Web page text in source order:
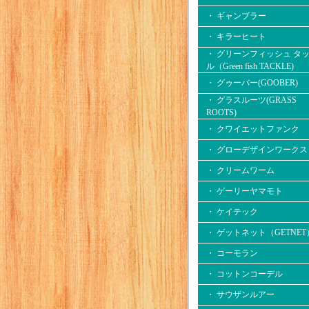
・ ギャンブラー
・ キラーヒート
・ グリーンフィッシュ タ
ル（Green fish TACKLE)
・ グゥーバー(GOOBER)
・ グラスルーツ(GRASS
ROOTS)
・ クワイエットファンク
・ グローデザインワークス
・ クリームワーム
・ ゲーリーヤマモト
・ ケイテック
・ ゲットネット（GETNET
・ コーモラン
・ コットンコーデル
・ サウザンルアー